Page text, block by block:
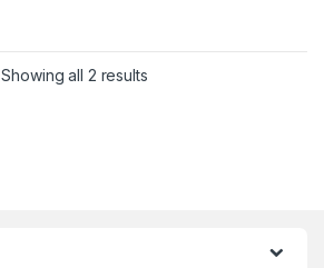
Showing all 2 results